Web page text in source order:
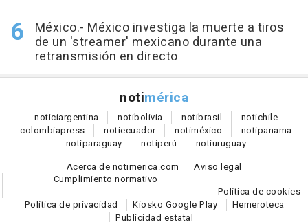
México.- México investiga la muerte a tiros
de un 'streamer' mexicano durante una
retransmisión en directo
notimérica
noticiargentina notibolivia notibrasil notichile
colombiapress notiecuador notiméxico notipanama
notiparaguay notiperú notiuruguay
Acerca de notimerica.com
Aviso legal
Cumplimiento normativo
Política de cookies
Política de privacidad
Kiosko Google Play
Hemeroteca
Publicidad estatal